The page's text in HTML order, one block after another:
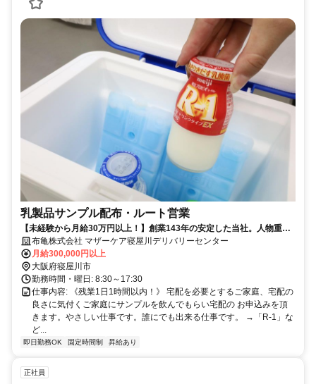
乳製品サンプル配布・ルート営業
【未経験から月給30万円以上！】創業143年の安定した当社。人物重
視・年齢学歴不問です！
布亀株式会社 マザーケア寝屋川デリバリーセンター
月給300,000円以上
大阪府寝屋川市
勤務時間・曜日: 8:30～17:30
仕事内容: 《残業1日1時間以内！》 宅配を必要とするご家庭、宅配の
良さに気付くご家庭にサンプルを飲んでもらい宅配の お申込みを頂
きます。やさしい仕事です。誰にでも出来る仕事です。 →「R-1」な
ど...
即日勤務OK 固定時間制 昇給あり
正社員